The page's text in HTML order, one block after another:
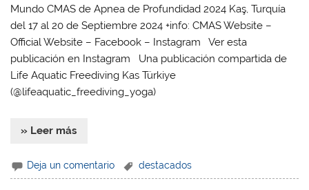
Mundo CMAS de Apnea de Profundidad 2024 Kaş, Turquía
del 17 al 20 de Septiembre 2024 +info: CMAS Website –
Official Website – Facebook – Instagram Ver esta
publicación en Instagram Una publicación compartida de
Life Aquatic Freediving Kas Türkiye
(@lifeaquatic_freediving_yoga)
» Leer más
Deja un comentario destacados